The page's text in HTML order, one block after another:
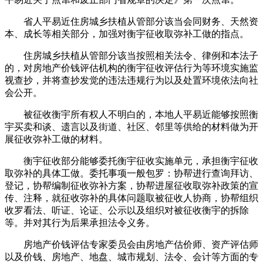
省人平易近住房城乡扶植从管部分该当会同财务、天然资
本、成长等相关部分，加强对衡宇征收取弥补工做的指点。
住房城乡扶植从管部分该当按照相关法令、律例和本法子
的，对房地产价钱评估机构的衡宇征收评估行为等环境实施监
视查抄，并将查抄发觉的违法违规行为以及处置环境依法向社
会公开。
被征收衡宇所有权人不明白的，本地人平易近能够按照衡
宇买卖和谈、遗言以及街道、社区、邻里等供给的材料做为开
展征收弥补工做的材料。
衡宇征收部分能够委托衡宇征收实施单元，承担衡宇征收
取弥补的具体工做。委托事项一般包罗：协帮进行查询拜访、
登记，协帮编制征收弥补方案，协帮进屋征收取弥补政策的宣
传、注释，就征收弥补的具体问题取被征收人协商，协帮组织
收罗看法、听证、论证、公示以及组织对被征收衡宇的拆除
等。并对其行为后果承担法令义务。
房地产价钱评估专家委员会由房地产估价师、资产评估师
以及价钱、房地产、地盘、城市规划、法令、会计等方面的专